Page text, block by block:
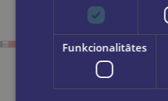
Funkcionalitātes